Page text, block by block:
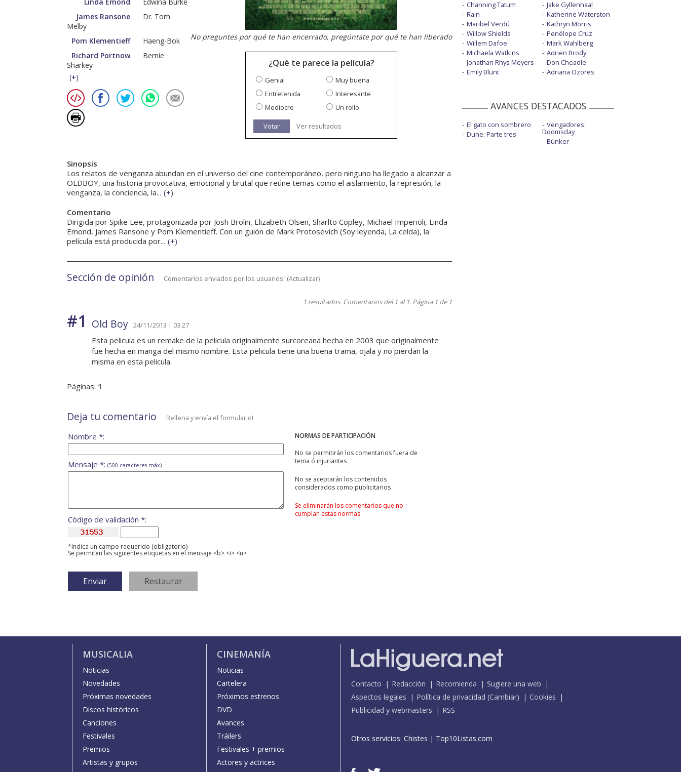
James Ransone
Dr. Tom
Melby
Pom Klementieff
Haeng-Bok
Richard Portnow
Bernie
Sharkey
(+)
No preguntes por qué te han encerrado, pregúntate por qué te han liberado
¿Qué te parece la película?
Genial
Muy buena
Entretenida
Interesante
Mediocre
Un rollo
Votar Ver resultados
Sinopsis
Los relatos de venganza abundan en el universo del cine contemporáneo, pero ninguno ha llegado a alcanzar a
OLDBOY, una historia provocativa, emocional y brutal que reúne temas como el aislamiento, la represión, la
venganza, la conciencia, la... (+)
Comentario
Dirigida por Spike Lee, protagonizada por Josh Brolin, Elizabeth Olsen, Sharlto Copley, Michael Imperioli, Linda
Emond, James Ransone y Pom Klementieff. Con un guión de Mark Protosevich (Soy leyenda, La celda), la
película está producida por... (+)
Sección de opinión Comentarios enviados por los usuarios! (Actualizar)
1 resultados. Comentarios del 1 al 1. Página 1 de 1
#1 Old Boy 24/11/2013 | 03:27
Esta pelicula es un remake de la pelicula originalmente surcoreana hecha en 2003 que originalmente
fue hecha en manga del mismo nombre. Esta pelicula tiene una buena trama, ojala y no pierdan la
misma en esta pelicula.
Páginas: 1
Deja tu comentario Rellena y envía el formulario!
NORMAS DE PARTICIPACIÓN
No se permitirán los comentarios fuera de
tema ó injuriantes
No se aceptarán los contenidos
considerados como publicitarios
Se eliminarán los comentarios que no
cumplan estas normas
Nombre *:
Mensaje *: (500 caracteres máx)
Código de validación *:
*Indica un campo requerido (obligatorio)
Se permiten las siguientes etiquetas en el mensaje <b> <i> <u>
Channing Tatum
Rain
Maribel Verdú
Willow Shields
Willem Dafoe
Michaela Watkins
Jonathan Rhys Meyers
Emily Blunt
Jake Gyllenhaal
Katherine Waterston
Kathryn Morris
Penélope Cruz
Mark Wahlberg
Adrien Brody
Don Cheadle
Adriana Ozores
AVANCES DESTACADOS
El gato con sombrero
Dune: Parte tres
Vengadores:
Doomsday
Búnker
MUSICALIA
Noticias
Novedades
Próximas novedades
Discos históricos
Canciones
Festivales
Premios
Artistas y grupos
CINEMANÍA
Noticias
Cartelera
Próximos estrenos
DVD
Avances
Tráilers
Festivales + premios
Actores y actrices
Contacto Redacción Recomienda
Sugiere una web
Aspectos legales
Política de privacidad (Cambiar)
Cookies
Publicidad y webmasters
RSS
Otros servicios: Chistes | Top10Listas.com